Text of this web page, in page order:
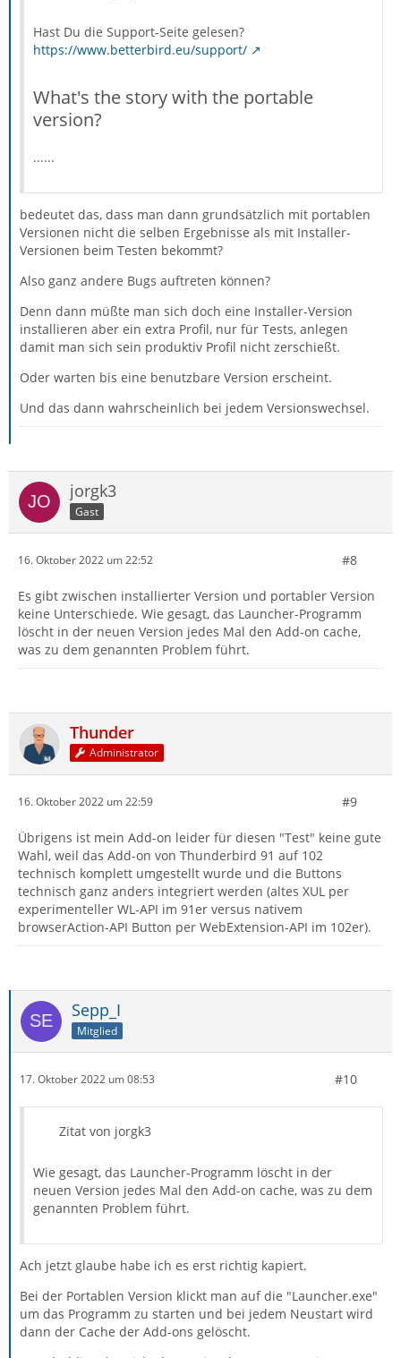
Hast Du die Support-Seite gelesen?
https://www.betterbird.eu/support/
What's the story with the portable
version?
......
bedeutet das, dass man dann grundsätzlich mit portablen
Versionen nicht die selben Ergebnisse als mit Installer-
Versionen beim Testen bekommt?
Also ganz andere Bugs auftreten können?
Denn dann müßte man sich doch eine Installer-Version
installieren aber ein extra Profil, nur für Tests, anlegen
damit man sich sein produktiv Profil nicht zerschießt.
Oder warten bis eine benutzbare Version erscheint.
Und das dann wahrscheinlich bei jedem Versionswechsel.
jorgk3
Gast
16. Oktober 2022 um 22:52 #8
Es gibt zwischen installierter Version und portabler Version
keine Unterschiede. Wie gesagt, das Launcher-Programm
löscht in der neuen Version jedes Mal den Add-on cache,
was zu dem genannten Problem führt.
Thunder
Administrator
16. Oktober 2022 um 22:59 #9
Übrigens ist mein Add-on leider für diesen "Test" keine gute
Wahl, weil das Add-on von Thunderbird 91 auf 102
technisch komplett umgestellt wurde und die Buttons
technisch ganz anders integriert werden (altes XUL per
experimenteller WL-API im 91er versus nativem
browserAction-API Button per WebExtension-API im 102er).
Sepp_I
Mitglied
17. Oktober 2022 um 08:53 #10
Zitat von jorgk3
Wie gesagt, das Launcher-Programm löscht in der
neuen Version jedes Mal den Add-on cache, was zu dem
genannten Problem führt.
Ach jetzt glaube habe ich es erst richtig kapiert.
Bei der Portablen Version klickt man auf die "Launcher.exe"
um das Programm zu starten und bei jedem Neustart wird
dann der Cache der Add-ons gelöscht.